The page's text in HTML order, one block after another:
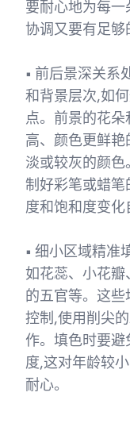
要耐心地为每
协调又要有足够
• 前后景深关系
和背景层次,如
点。前景的花
高、颜色更鲜
淡或较灰的颜
制好彩笔或蜡笔
度和饱和度变化
• 细小区域精准
如花蕊、小花
的五官等。这
控制,使用削尖
作。填色时要
度,这对年龄较
耐心。